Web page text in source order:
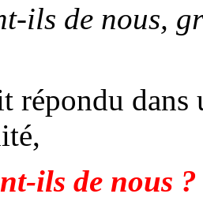
ils de nous,
répondu
ils de nous